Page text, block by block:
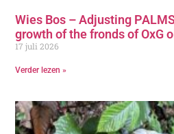
Wies Bos – Adjusting
growth of the fronds of OxG
17 juli 2026
Verder lezen »